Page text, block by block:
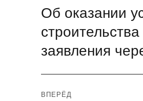
по
записям
Предыдущая
Об оказании
заявления
ВПЕРЁД